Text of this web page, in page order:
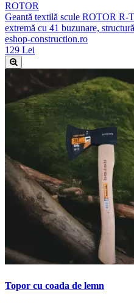
ROTOR
Geantă textilă scule ROTOR R-
extremă cu 41 buzunare,
eshop-construction.ro
129 Lei
Topor cu coada de lemn